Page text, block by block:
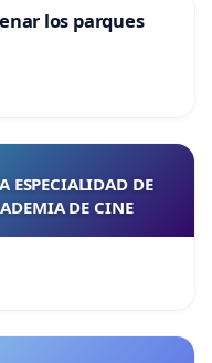
los parques
ESPECIALIDAD DE
DE CINE